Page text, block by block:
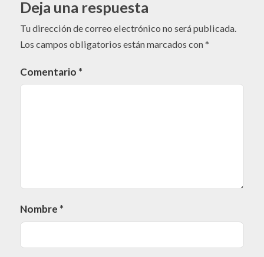
Deja una respuesta
Tu dirección de correo electrónico no será publicada.
Los campos obligatorios están marcados con*
Comentario *
Nombre *